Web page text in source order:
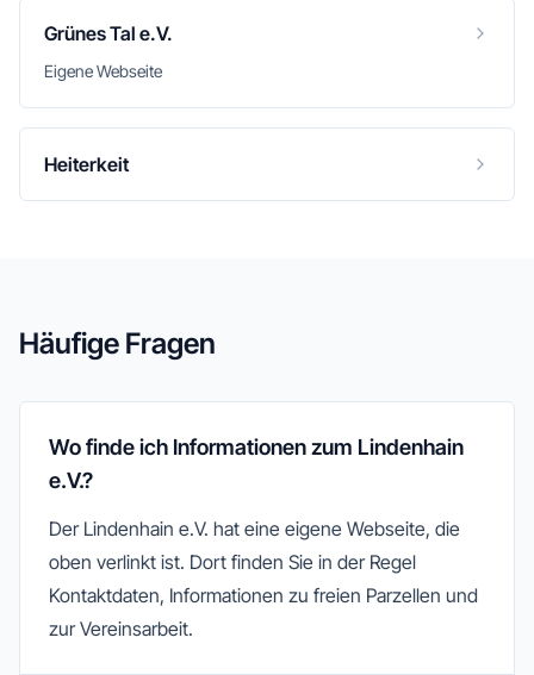
Grünes Tal e.V.
Eigene Webseite
Heiterkeit
Häufige Fragen
Wo finde ich Informationen zum Lindenhain
e.V.?
Der Lindenhain e.V. hat eine eigene Webseite, die
oben verlinkt ist. Dort finden Sie in der Regel
Kontaktdaten, Informationen zu freien Parzellen und
zur Vereinsarbeit.